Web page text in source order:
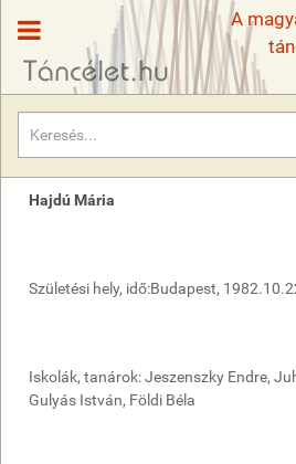
A
Hajdú Mária
Születési hely, idő:Budapest,
Iskolák, tanárok: Jeszenszky Endre,
Gulyás István, Földi Béla